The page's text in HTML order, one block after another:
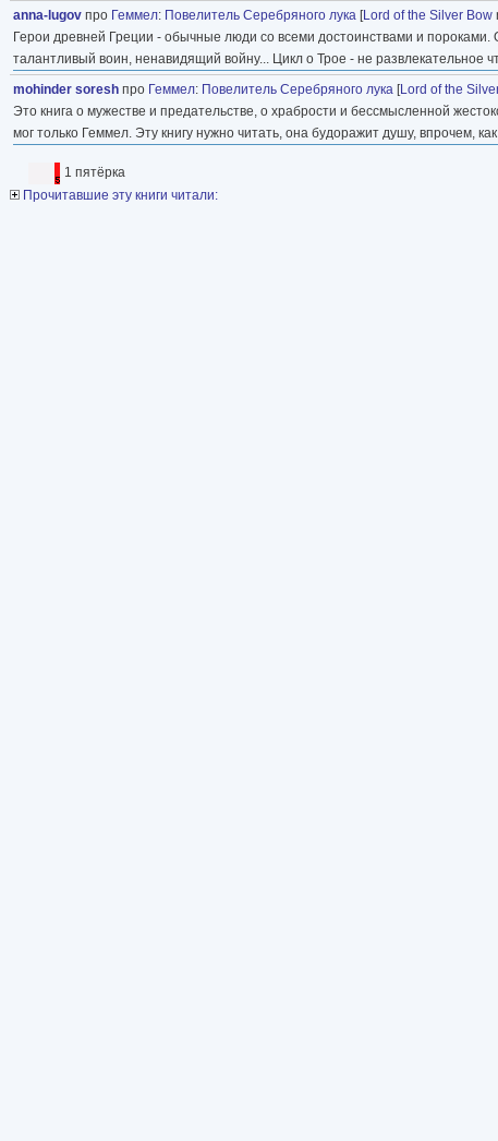
anna-lugov про Геммел: Повелитель Серебряного лука [Lord of the Silver Bow
Герои древней Греции - обычные люди со всеми достоинствами и
талантливый воин, ненавидящий войну... Цикл о Трое - не развлекательное
mohinder soresh про Геммел: Повелитель Серебряного лука [Lord of the
Это книга о мужестве и предательстве, о храбрости и бессмысленной
мог только Геммел. Эту книгу нужно читать, она будоражит душу, впрочем, как
1 пятёрка
Прочитавшие эту книги читали: